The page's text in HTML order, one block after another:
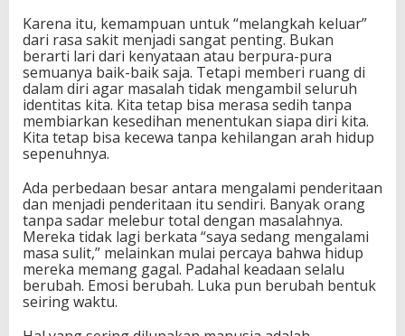
Karena itu, kemampuan untuk “melangkah keluar”
dari rasa sakit menjadi sangat penting. Bukan
berarti lari dari kenyataan atau berpura-pura
semuanya baik-baik saja. Tetapi memberi ruang di
dalam diri agar masalah tidak mengambil seluruh
identitas kita. Kita tetap bisa merasa sedih tanpa
membiarkan kesedihan menentukan siapa diri kita.
Kita tetap bisa kecewa tanpa kehilangan arah hidup
sepenuhnya.
Ada perbedaan besar antara mengalami penderitaan
dan menjadi penderitaan itu sendiri. Banyak orang
tanpa sadar melebur total dengan masalahnya.
Mereka tidak lagi berkata “saya sedang mengalami
masa sulit,” melainkan mulai percaya bahwa hidup
mereka memang gagal. Padahal keadaan selalu
berubah. Emosi berubah. Luka pun berubah bentuk
seiring waktu.